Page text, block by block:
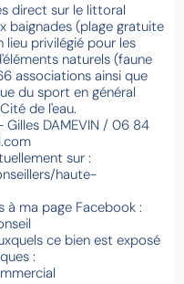
direct sur le littoral
baignades (plage gratuite
lieu privilégié pour les
naturels (faune
associations ainsi que
du sport en général
de l'eau.
Gilles DAMEVIN / 06 84
sur :
haute-
à ma page Facebook :
ce bien est exposé
: